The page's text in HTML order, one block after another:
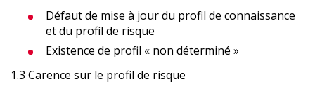
Défaut de mise à jour du profil de connaissance
et du profil de risque
Existence de profil « non déterminé »
1.3 Carence sur le profil de risque